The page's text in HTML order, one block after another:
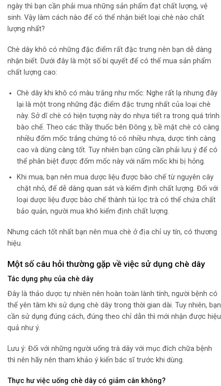
ngày thì bạn cần phải mua những sản phẩm đạt chất lượng, vệ
sinh. Vậy làm cách nào để có thể nhận biết loại chè nào chất
lượng nhất?
Chè dây khô có những đặc điểm rất đặc trưng nên bạn dễ dàng
nhận biết. Dưới đây là một số bí quyết để có thể mua sản phẩm
chất lượng cao:
Chè dây khi khô có màu trắng như mốc: Nghe rất lạ nhưng đây
lại là một trong những đặc điểm đặc trưng nhất của loại chè
này. Sở dĩ chè có hiện tượng này do nhựa tiết ra trong quá trình
bào chế. Theo các thầy thuốc bên Đông y, bề mặt chè có càng
nhiều đốm mốc trắng chứng tỏ có nhiều nhựa, dược tính càng
cao và dùng càng tốt. Tuy nhiên bạn cũng cần phải lưu ý để có
thể phân biệt được đốm mốc này với nấm mốc khi bị hỏng.
Khi mua, bạn nên mua dược liệu được bào chế từ nguyên cây
chặt nhỏ, để dễ dàng quan sát và kiểm định chất lượng. Đối với
loại dược liệu được bào chế thành túi lọc trà có thể chứa chất
bảo quản, người mua khó kiểm định chất lượng.
Nhưng cách tốt nhất bạn nên mua chè ở địa chỉ uy tín, có thương
hiệu.
Một số câu hỏi thường gặp về việc sử dụng chè dây
Tác dụng phụ của chè dây
Đây là thảo dược tự nhiên nên hoàn toàn lành tính, người bệnh có
thể yên tâm khi sử dụng chè dây trong thời gian dài. Tuy nhiên, bạn
cần sử dụng đúng cách, đúng theo chỉ dẫn thì mới nhận được hiệu
quả như ý.
Lưu ý: Đối với những người uống trà dây với mục đích chữa bệnh
thì nên hãy nên tham khảo ý kiến bác sĩ trước khi dùng.
Thực hư việc uống chè dây có giảm cân không?